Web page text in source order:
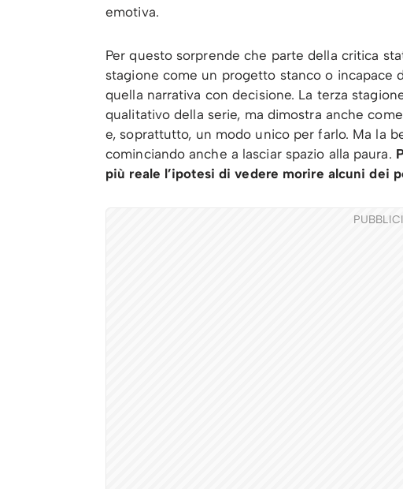
emotiva.
Per questo sorprende che parte della critica
stagione come un progetto stanco o incapace
quella narrativa con decisione. La terza
qualitativo della serie, ma dimostra anche
e, soprattutto, un modo unico per farlo. Ma la
cominciando anche a lasciar spazio alla paura.
più reale l’ipotesi di vedere morire alcuni dei